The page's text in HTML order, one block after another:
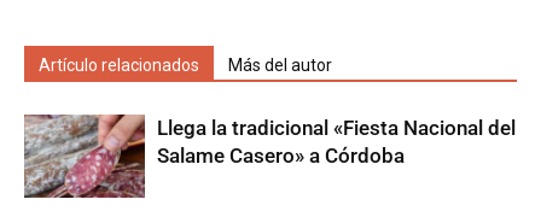
Artículo relacionados Más del autor
Llega la tradicional «Fiesta Nacional del
Salame Casero» a Córdoba